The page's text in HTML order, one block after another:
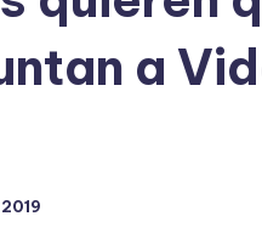
o a